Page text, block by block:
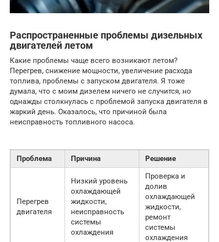
Распространенные проблемы дизельных
двигателей летом
Какие проблемы чаще всего возникают летом?
Перегрев, снижение мощности, увеличение расхода
топлива, проблемы с запуском двигателя. Я тоже
думала, что с моим дизелем ничего не случится, но
однажды столкнулась с проблемой запуска двигателя в
жаркий день. Оказалось, что причиной была
неисправность топливного насоса.
Проблема Причина Решение
Перегрев
двигателя
Низкий уровень
охлаждающей
жидкости,
неисправность
системы
охлаждения
Проверка и
долив
охлаждающей
жидкости,
ремонт
системы
охлаждения